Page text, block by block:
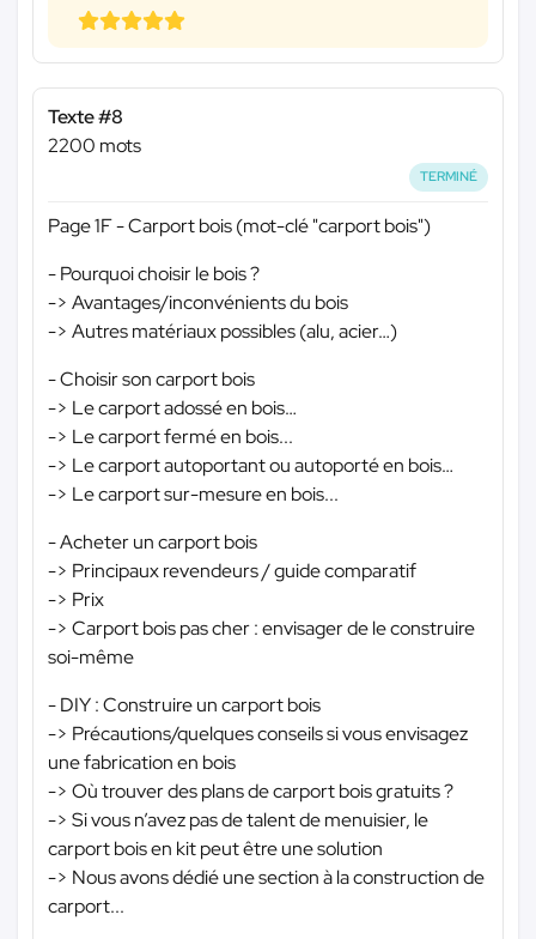
Texte #8
2200 mots
TERMINÉ
Page 1F - Carport bois (mot-clé "carport bois")
- Pourquoi choisir le bois ?
-> Avantages/inconvénients du bois
-> Autres matériaux possibles (alu, acier…)
- Choisir son carport bois
-> Le carport adossé en bois…
-> Le carport fermé en bois...
-> Le carport autoportant ou autoporté en bois…
-> Le carport sur-mesure en bois...
- Acheter un carport bois
-> Principaux revendeurs / guide comparatif
-> Prix
-> Carport bois pas cher : envisager de le construire
soi-même
- DIY : Construire un carport bois
-> Précautions/quelques conseils si vous envisagez
une fabrication en bois
-> Où trouver des plans de carport bois gratuits ?
-> Si vous n’avez pas de talent de menuisier, le
carport bois en kit peut être une solution
-> Nous avons dédié une section à la construction de
carport...